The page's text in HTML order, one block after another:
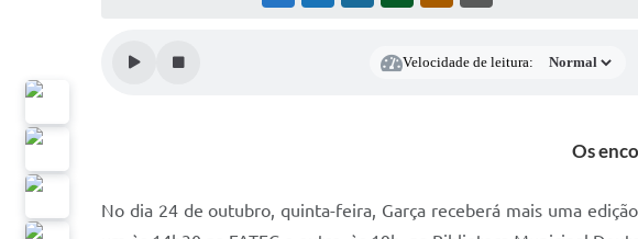
Velocidade de leitura:
Os
No dia 24 de outubro, quinta-feira, Garça receberá mais uma